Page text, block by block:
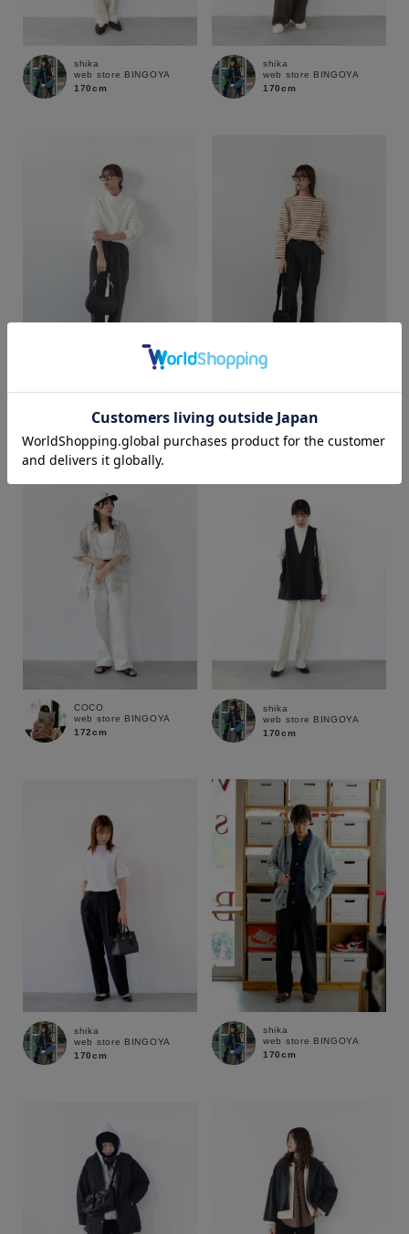
セール価格 WEB限定
在庫
在庫あり 在庫なし含む
shika
web store BINGOYA
170cm
shika
web store BINGOYA
170cm
170cm
170cm
COCO
web store BINGOYA
172cm
shika
web store BINGOYA
170cm
shika
web store BINGOYA
170cm
shika
web store BINGOYA
170cm